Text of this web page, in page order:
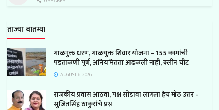
ताज्या बातम्या
गाळमुक्त धरण, गाळयुक्त शिवार योजना – 155 कामांची
पडताळणी पूर्ण, अनियमितता आढळली नाही, क्लीन चीट
AUGUST 6, 2026
राजकीय प्रवास आठवा, पक्ष सोडावा लागला हेच मोठ उत्तर –
सुजितसिंह ठाकुरांचे प्रश्न